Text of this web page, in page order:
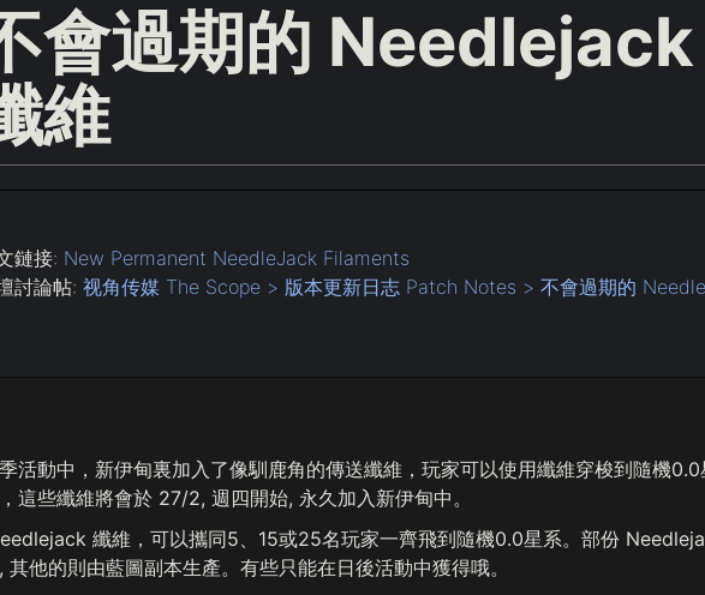
會過期的
維
鏈接: New Permanent NeedleJack Filaments
討論帖: 视角传媒 The Scope > 版本更新日志 Patch Notes > 不會過期的
活動中，新伊甸裏加入了像馴鹿角的傳送纖維，玩家可以使用纖維穿梭到隨機
這些纖維將會於 27/2, 週四開始, 永久加入新伊甸中。
纖維，可以攜同5、15或25名玩家一齊飛到隨機0.0星系。部份
其他的則由藍圖副本生產。有些只能在日後活動中獲得哦。